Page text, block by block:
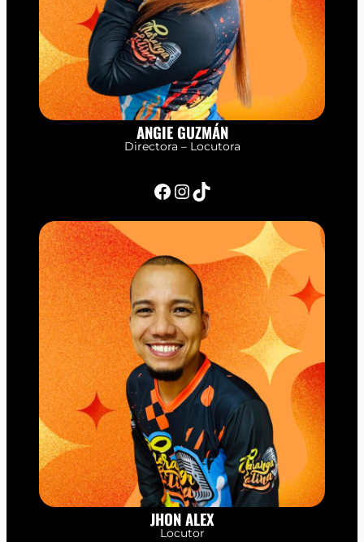
ANGIE GUZMÁN
Directora – Locutora
Facebook InstagramTikTok
JHON ALEX
Locutor